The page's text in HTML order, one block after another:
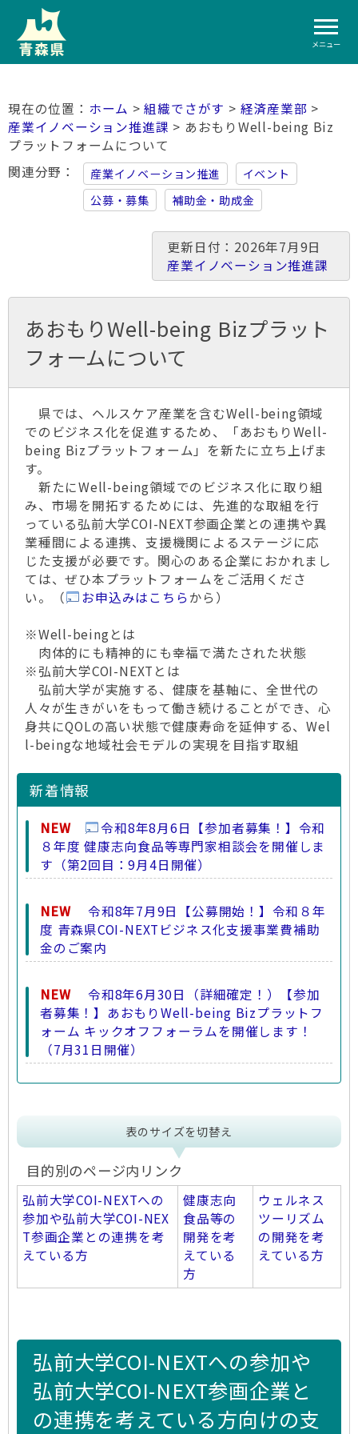
メニュー
ホーム >組織でさがす > 経済産業部 >
産業イノベーション推進課 > あおもりWell-being Biz
プラットフォームについて
関連分野
産業イノベーション推進
イベント
公募・募集
補助金・助成金
更新日付：2026年7月9日
産業イノベーション推進課
あおもりWell-being Bizプラット
フォームについて
県では、ヘルスケア産業を含むWell-being領域
でのビジネス化を促進するため、「あおもりWell-
being Bizプラットフォーム」を新たに立ち上げま
す。
新たにWell-being領域でのビジネス化に取り組
み、市場を開拓するためには、先進的な取組を行
っている弘前大学COI-NEXT参画企業との連携や異
業種間による連携、支援機関によるステージに応
じた支援が必要です。関心のある企業におかれまし
ては、ぜひ本プラットフォームをご活用くださ
い。（
お申込みはこちらから）
※Well-beingとは
肉体的にも精神的にも幸福で満たされた状態
※弘前大学COI-NEXTとは
弘前大学が実施する、健康を基軸に、全世代の
人々が生きがいをもって働き続けることができ、心
身共にQOLの高い状態で健康寿命を延伸する、Wel
l-beingな地域社会モデルの実現を目指す取組
新着情報
NEW
令和8年8月6日【参加者募集！】令和
８年度 健康志向食品等専門家相談会を開催しま
す（第2回目：9月4日開催）
NEW
令和8年7月9日【公募開始！】令和８年
度 青森県COI-NEXTビジネス化支援事業費補助
金のご案内
NEW
令和8年6月30日（詳細確定！）【参加
者募集！】あおもりWell-being Bizプラットフ
ォーム キックオフフォーラムを開催します！
（7月31日開催）
表のサイズを切替え
目的別のページ内リンク
弘前大学COI-NEXTへの
参加や弘前大学COI-NEX
T参画企業との連携を考
えている方
健康志向
食品等の
開発を考
えている
方
ウェルネス
ツーリズム
の開発を考
えている方
弘前大学COI-NEXTへの参加や
弘前大学COI-NEXT参画企業と
の連携を考えている方向けの支